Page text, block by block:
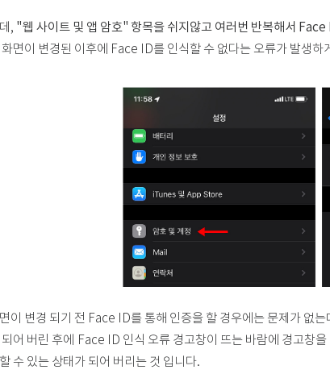
, "웹 사이트 및 앱 암호" 항목을 쉬지않고 여러번 반복해서
화면이 변경된 이후에 Face ID를 인식할 수 없다는 오류가 발생하
이 변경 되기 전 Face ID를 통해 인증을 할 경우에는 문제가 없
되어 버린 후에 Face ID 인식 오류 경고창이 뜨는 바람에 경고창
수 있는 상태가 되어 버리는 것 입니다.